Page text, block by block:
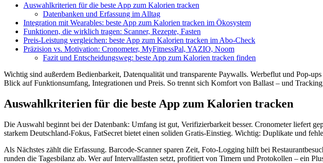
Auswahlkriterien für die beste App zum Kalorien tracken
Datenbanken und Erfassung im Alltag
Integration mit Wearables: beste App zum Kalorien tracken im Ökosystem
Funktionen, die wirklich tragen: Scanner, Rezepte, Fasten
Preis-Leistung vergleichen: beste App zum Kalorien tracken im Abo-Check
Präzision vs. Motivation: Cronometer, MyFitnessPal, YAZIO, Noom
Fazit und Entscheidungsweg: beste App zum Kalorien tracken finden
Wichtig sind außerdem Bedienbarkeit, Datenqualität und transparente Paywalls. Werbeflut und Pop-
Blick auf Funktionsumfang, Integrationen und Preis. So trennt sich Komfort von Ballast – und
Auswahlkriterien für die beste App zum Kalorien tracken
Die Auswahl beginnt bei der Datenbank: Umfang ist gut, Verifizierbarkeit besser. Cronometer liefert
starkem Deutschland-Fokus, FatSecret bietet einen soliden Gratis-Einstieg. Wichtig: Duplikate und
Als Nächstes zählt die Erfassung. Barcode-Scanner sparen Zeit, Foto-Logging hilft bei
runden die Tagesbilanz ab. Wer auf Intervallfasten setzt, profitiert von Timern und Protokollen – ein